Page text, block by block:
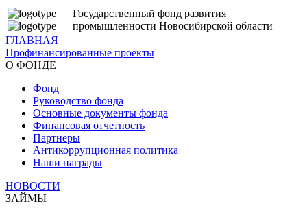
Государственный фонд развития
промышленности Новосибирской области
ГЛАВНАЯ
Профинансированные проекты
О ФОНДЕ
Фонд
Руководство фонда
Основные документы фонда
Финансовая отчетность
Партнеры
Антикоррупционная политика
Наши награды
НОВОСТИ
ЗАЙМЫ